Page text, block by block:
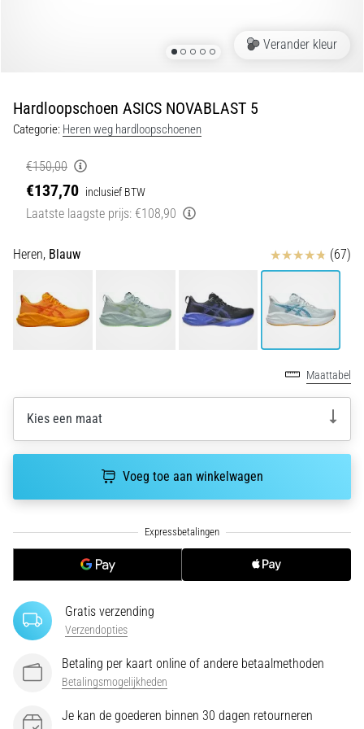
zijn
ze
en
hoe
ze
In
praktijk
test
richtingsveranderingen.
Hoe
je
correct
uit,
6. 8. 2026
•
Hardlopersknie:
Oorzaken,
Behandeling
Verander kleur
Hardloopschoen ASICS NOVABLAST 5
Categorie: Heren weg hardloopschoenen
€150,00
€137,70 inclusief BTW
Laatste laagste prijs: €108,90
Heren, Blauw Beoordelingen(67)
Maattabel
Kies een maat
Voeg toe aan winkelwagen
Gratis verzending
Verzendopties
Betaling per kaart online of andere betaalmethoden
Betalingsmogelijkheden
Je kan de goederen binnen 30 dagen retourneren